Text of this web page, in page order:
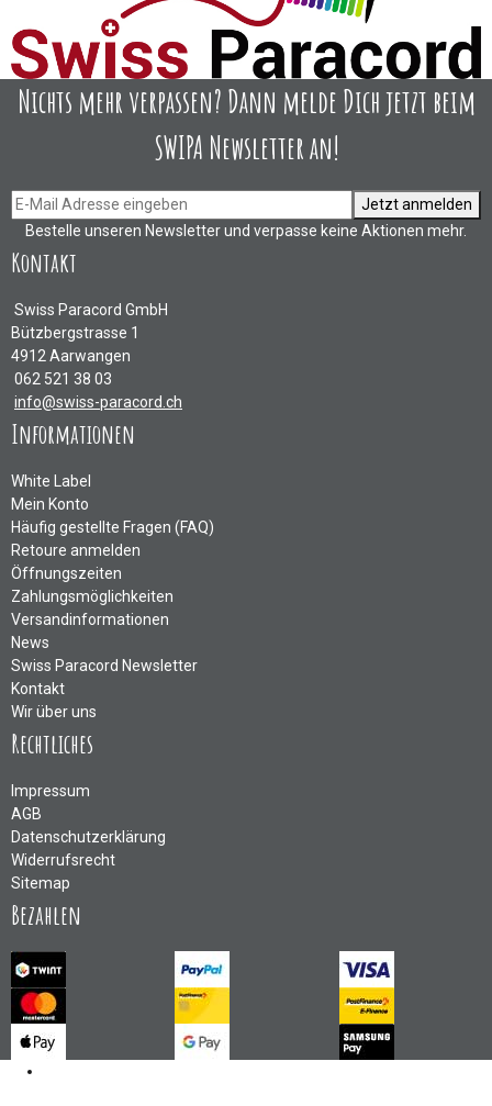
Nichts mehr verpassen? Dann melde Dich jetzt beim
SWIPA Newsletter an!
Jetzt anmelden
Bestelle unseren Newsletter und verpasse keine Aktionen mehr.
Kontakt
Swiss Paracord GmbH
Bützbergstrasse 1
4912 Aarwangen
062 521 38 03
info@swiss-paracord.ch
Informationen
White Label
Mein Konto
Häufig gestellte Fragen (FAQ)
Retoure anmelden
Öffnungszeiten
Zahlungsmöglichkeiten
Versandinformationen
News
Swiss Paracord Newsletter
Kontakt
Wir über uns
Rechtliches
Impressum
AGB
Datenschutzerklärung
Widerrufsrecht
Sitemap
Bezahlen